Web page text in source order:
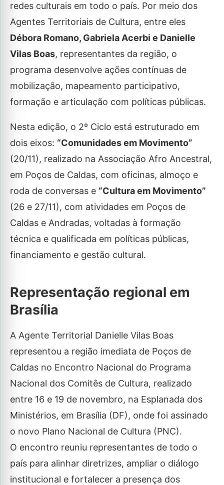
redes culturais em todo o país. Por meio dos
Agentes Territoriais de Cultura, entre eles
Débora Romano, Gabriela Acerbi e Danielle
Vilas Boas, representantes da região, o
programa desenvolve ações contínuas de
mobilização, mapeamento participativo,
formação e articulação com políticas públicas.
Nesta edição, o 2º Ciclo está estruturado em
dois eixos: “Comunidades em Movimento”
(20/11), realizado na Associação Afro Ancestral,
em Poços de Caldas, com oficinas, almoço e
roda de conversas e “Cultura em Movimento”
(26 e 27/11), com atividades em Poços de
Caldas e Andradas, voltadas à formação
técnica e qualificada em políticas públicas,
financiamento e gestão cultural.
Representação regional em
Brasília
A Agente Territorial Danielle Vilas Boas
representou a região imediata de Poços de
Caldas no Encontro Nacional do Programa
Nacional dos Comitês de Cultura, realizado
entre 16 e 19 de novembro, na Esplanada dos
Ministérios, em Brasília (DF), onde foi assinado
o novo Plano Nacional de Cultura (PNC).
O encontro reuniu representantes de todo o
país para alinhar diretrizes, ampliar o diálogo
institucional e fortalecer a presença dos